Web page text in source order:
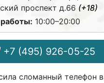
проспект д.66 (+18)
10:00–20:00
+7 (495) 926-05-25
сломанный телефон в